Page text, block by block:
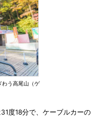
わう高尾山（ゲ
度18分で、ケーブルカーの